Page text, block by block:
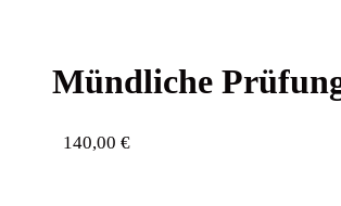
Münd­li­che
140,00 €